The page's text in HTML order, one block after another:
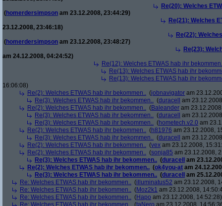
Re(20): Welches
(homerdersimpson am 23.12.2008, 23:44:29)
Re(21): Welches
23.12.2008, 23:46:18)
Re(22):
(homerdersimpson am 23.12.2008, 23:48:27)
Re(23):
am 24.12.2008, 04:24:52)
Re(12): Welches ETWAS hab ihr
Re(13): Welches ETWAS hab ihr
Re(13): Welches ETWAS hab ihr
16:06:08)
Re(2): Welches ETWAS hab ihr bekommen.. (jobnavigator am
Re(3): Welches ETWAS hab ihr bekommen.. (duracell
am
Re(2): Welches ETWAS hab ihr bekommen.. (Baleander am
Re(3): Welches ETWAS hab ihr bekommen.. (duracell
am
Re(3): Welches ETWAS hab ihr bekommen.. (hometech.v2.0 am
Re(2): Welches ETWAS hab ihr bekommen.. (h81976 am 23.12.2008,
Re(3): Welches ETWAS hab ihr bekommen.. (duracell
am
Re(2): Welches ETWAS hab ihr bekommen.. (vex am 23.12.2008,
Re(2): Welches ETWAS hab ihr bekommen.. (sonja85 am 23.12.2008,
Re(3): Welches ETWAS hab ihr bekommen.. (duracell
am
Re(2): Welches ETWAS hab ihr bekommen.. (ok4you-at am
Re(3): Welches ETWAS hab ihr bekommen.. (duracell
am
Re: Welches ETWAS hab ihr bekommen.. (illuminatus52 am 23.12.2008,
Re: Welches ETWAS hab ihr bekommen.. (Moz2k1 am 23.12.2008,
Re: Welches ETWAS hab ihr bekommen.. (Hapo am 23.12.2008, 14:52:28)
Re: Welches ETWAS hab ihr bekommen..
(taNero am 23.12.2008,